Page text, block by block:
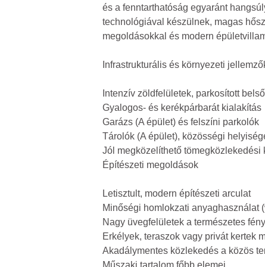
és a fenntarthatóság egyaránt
technológiával készülnek, magas
megoldásokkal és modern
Infrastrukturális és környezeti
Intenzív zöldfelületek, parkosított
Gyalogos- és kerékpárbarát kialakítás
Garázs (A épület) és felszíni parkolók
Tárolók (A épület), közösségi
Jól megközelíthető
Építészeti megoldások
Letisztult, modern építészeti arculat
Minőségi homlokzati anyaghasználat
Nagy üvegfelületek a természetes
Erkélyek, teraszok vagy privát kertek
Akadálymentes közlekedés a közös
Műszaki tartalom főbb elemei